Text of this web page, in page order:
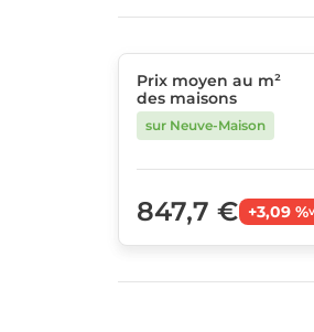
Prix moyen au m²
des maisons
sur Neuve-Maison
847,7 € +3,09 %